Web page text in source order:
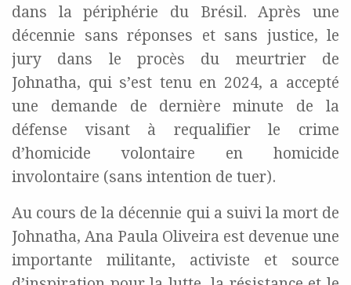
dans la périphérie du Brésil. Après une
décennie sans réponses et sans justice, le
jury dans le procès du meurtrier de
Johnatha, qui s’est tenu en 2024, a accepté
une demande de dernière minute de la
défense visant à requalifier le crime
d’homicide volontaire en homicide
involontaire (sans intention de tuer).
Au cours de la décennie qui a suivi la mort de
Johnatha, Ana Paula Oliveira est devenue une
importante militante, activiste et source